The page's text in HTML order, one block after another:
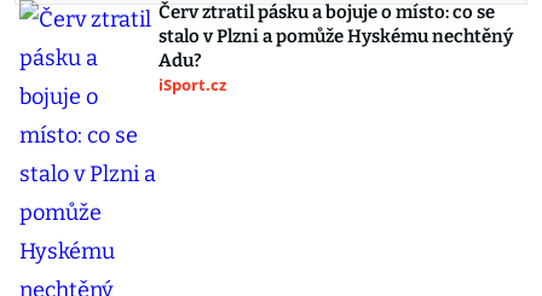
Červ ztratil pásku a bojuje o místo: co se
stalo v Plzni a pomůže Hyskému nechtěný
Adu?
iSport.cz